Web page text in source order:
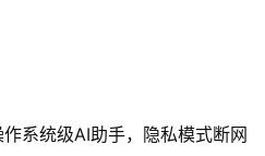
系统级AI助手，隐私模式断网